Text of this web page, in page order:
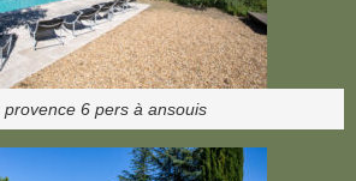
provence 6 pers à ansouis